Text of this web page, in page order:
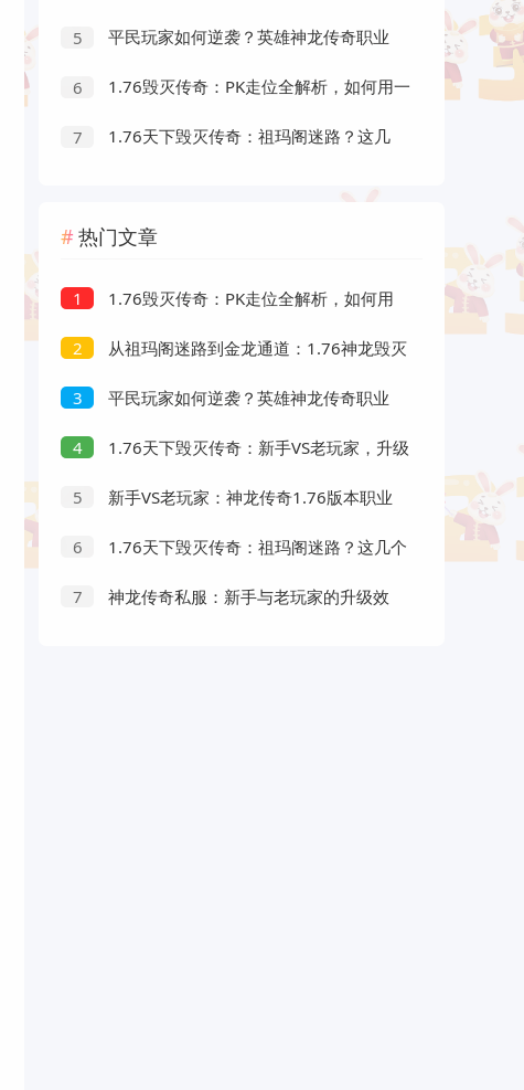
5
平民玩家如何逆袭？英雄神龙传奇职业
6
1.76毁灭传奇：PK走位全解析，如何用一
7
1.76天下毁灭传奇：祖玛阁迷路？这几
热门文章
1
1.76毁灭传奇：PK走位全解析，如何用
2
从祖玛阁迷路到金龙通道：1.76神龙毁灭
3
平民玩家如何逆袭？英雄神龙传奇职业
4
1.76天下毁灭传奇：新手VS老玩家，升级
5
新手VS老玩家：神龙传奇1.76版本职业
6
1.76天下毁灭传奇：祖玛阁迷路？这几个
7
神龙传奇私服：新手与老玩家的升级效